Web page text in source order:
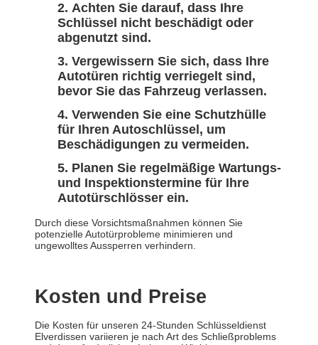
Achten Sie darauf, dass Ihre
Schlüssel nicht beschädigt oder
abgenutzt sind.
Vergewissern Sie sich, dass Ihre
Autotüren richtig verriegelt sind,
bevor Sie das Fahrzeug verlassen.
Verwenden Sie eine Schutzhülle
für Ihren Autoschlüssel, um
Beschädigungen zu vermeiden.
Planen Sie regelmäßige Wartungs-
und Inspektionstermine für Ihre
Autotürschlösser ein.
Durch diese Vorsichtsmaßnahmen können Sie
potenzielle Autotürprobleme minimieren und
ungewolltes Aussperren verhindern.
Kosten und Preise
Die Kosten für unseren 24-Stunden Schlüsseldienst
Elverdissen variieren je nach Art des Schließproblems